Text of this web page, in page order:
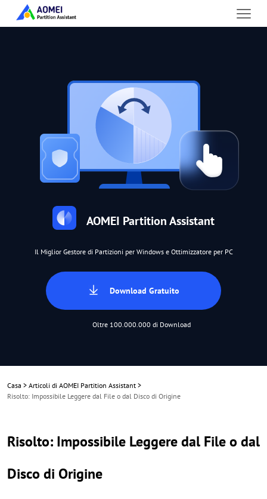
AOMEI Partition Assistant
Il Miglior Gestore di Partizioni per Windows e Ottimizzatore per PC
Download Gratuito
Oltre 100.000.000 di Download
Casa > Articoli di AOMEI Partition Assistant >
Risolto: Impossibile Leggere dal File o dal Disco di Origine
Risolto: Impossibile Leggere dal File o dal
Disco di Origine